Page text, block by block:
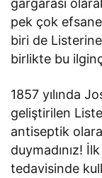
pek çok
biri de
birlikte bu
1857 yılında
geliştirilen
antiseptik
duymadınız!
tedavisinde